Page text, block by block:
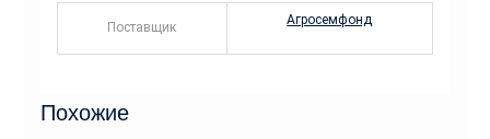
Поставщик Агросемфонд
Похожие